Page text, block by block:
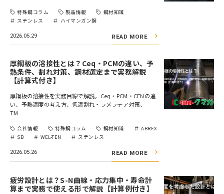
特殊鋼コラム 製品情報
鋼材知識
ステンレス
ハイマンガン鋼
2026.05.29 READ MORE
厚鋼板の溶接性とは？Ceq・PCMの違い、予
熱条件、割れ対策、鋼材選定まで実務解説
【計算式付き】
厚鋼板の溶接性を実務目線で解説。Ceq・PCM・CENの違
い、予熱温度の考え方、低温割れ・ラメラテア対策、
TM…
会社情報 特殊鋼コラム 鋼材知識
ABREX
SB
WEL-TEN ステンレス
2026.05.26 READ MORE
疲労設計とは？S-N曲線・応力集中・寿命計
算まで実務で使える形で解説【計算例付き】